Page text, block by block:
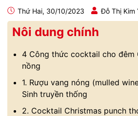
Thứ Hai, 30/10/2023 Đỗ Thị Kim
Nôi dung chính
4 Công thức cocktail cho đêm
nồng
1. Rượu vang nóng (mulled
Sinh truyền thống
2. Cocktail Christmas punch